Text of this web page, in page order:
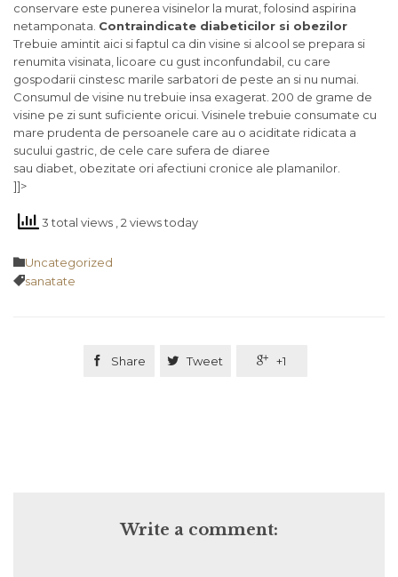
conservare este punerea visinelor la murat, folosind aspirina
netamponata. Contraindicate diabeticilor si obezilor
Trebuie amintit aici si faptul ca din visine si alcool se prepara si
renumita visinata, licoare cu gust inconfundabil, cu care
gospodarii cinstesc marile sarbatori de peste an si nu numai.
Consumul de visine nu trebuie insa exagerat. 200 de grame de
visine pe zi sunt suficiente oricui. Visinele trebuie consumate cu
mare prudenta de persoanele care au o aciditate ridicata a
sucului gastric, de cele care sufera de diaree
sau diabet, obezitate ori afectiuni cronice ale plamanilor.
]]>
3 total views , 2 views today
Category
Uncategorized
Tags
sanatate
 Share  Tweet  +1
Write a comment: